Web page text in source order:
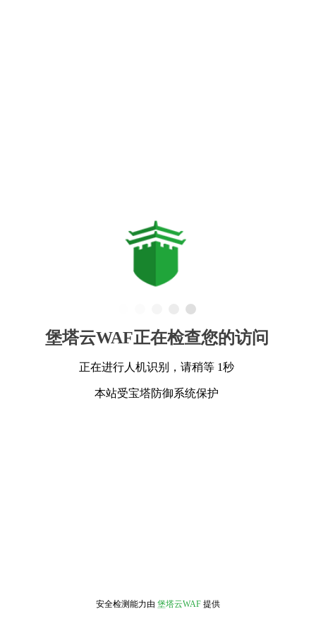
堡塔云WAF正在检查您的访问
正在进行人机识别，请稍等 1秒
本站受宝塔防御系统保护
安全检测能力由 堡塔云WAF 提供